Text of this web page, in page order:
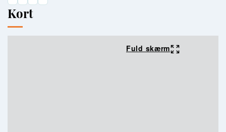
Kort
Fuld skærm